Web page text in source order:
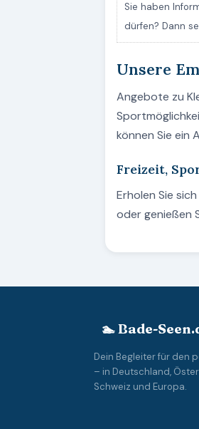
Sie haben
dürfen? Dann
Unsere
Angebote zu
können Sie ein
Freizeit,
Erholen Sie
oder genießen
🏊 Bade-
Dein Begleiter für den
– in Deutschland,
Schweiz und Europa.